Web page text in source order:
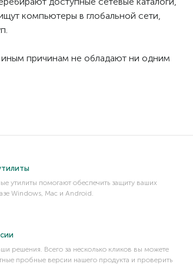
компьютеры в глобальной сети,
иным причинам не обладают ни одним
утилиты помогают обеспечить защиту ваших
Windows, Mac и Android.
решения. Всего за несколько кликов вы можете
пробные версии нашего продукта и проверить